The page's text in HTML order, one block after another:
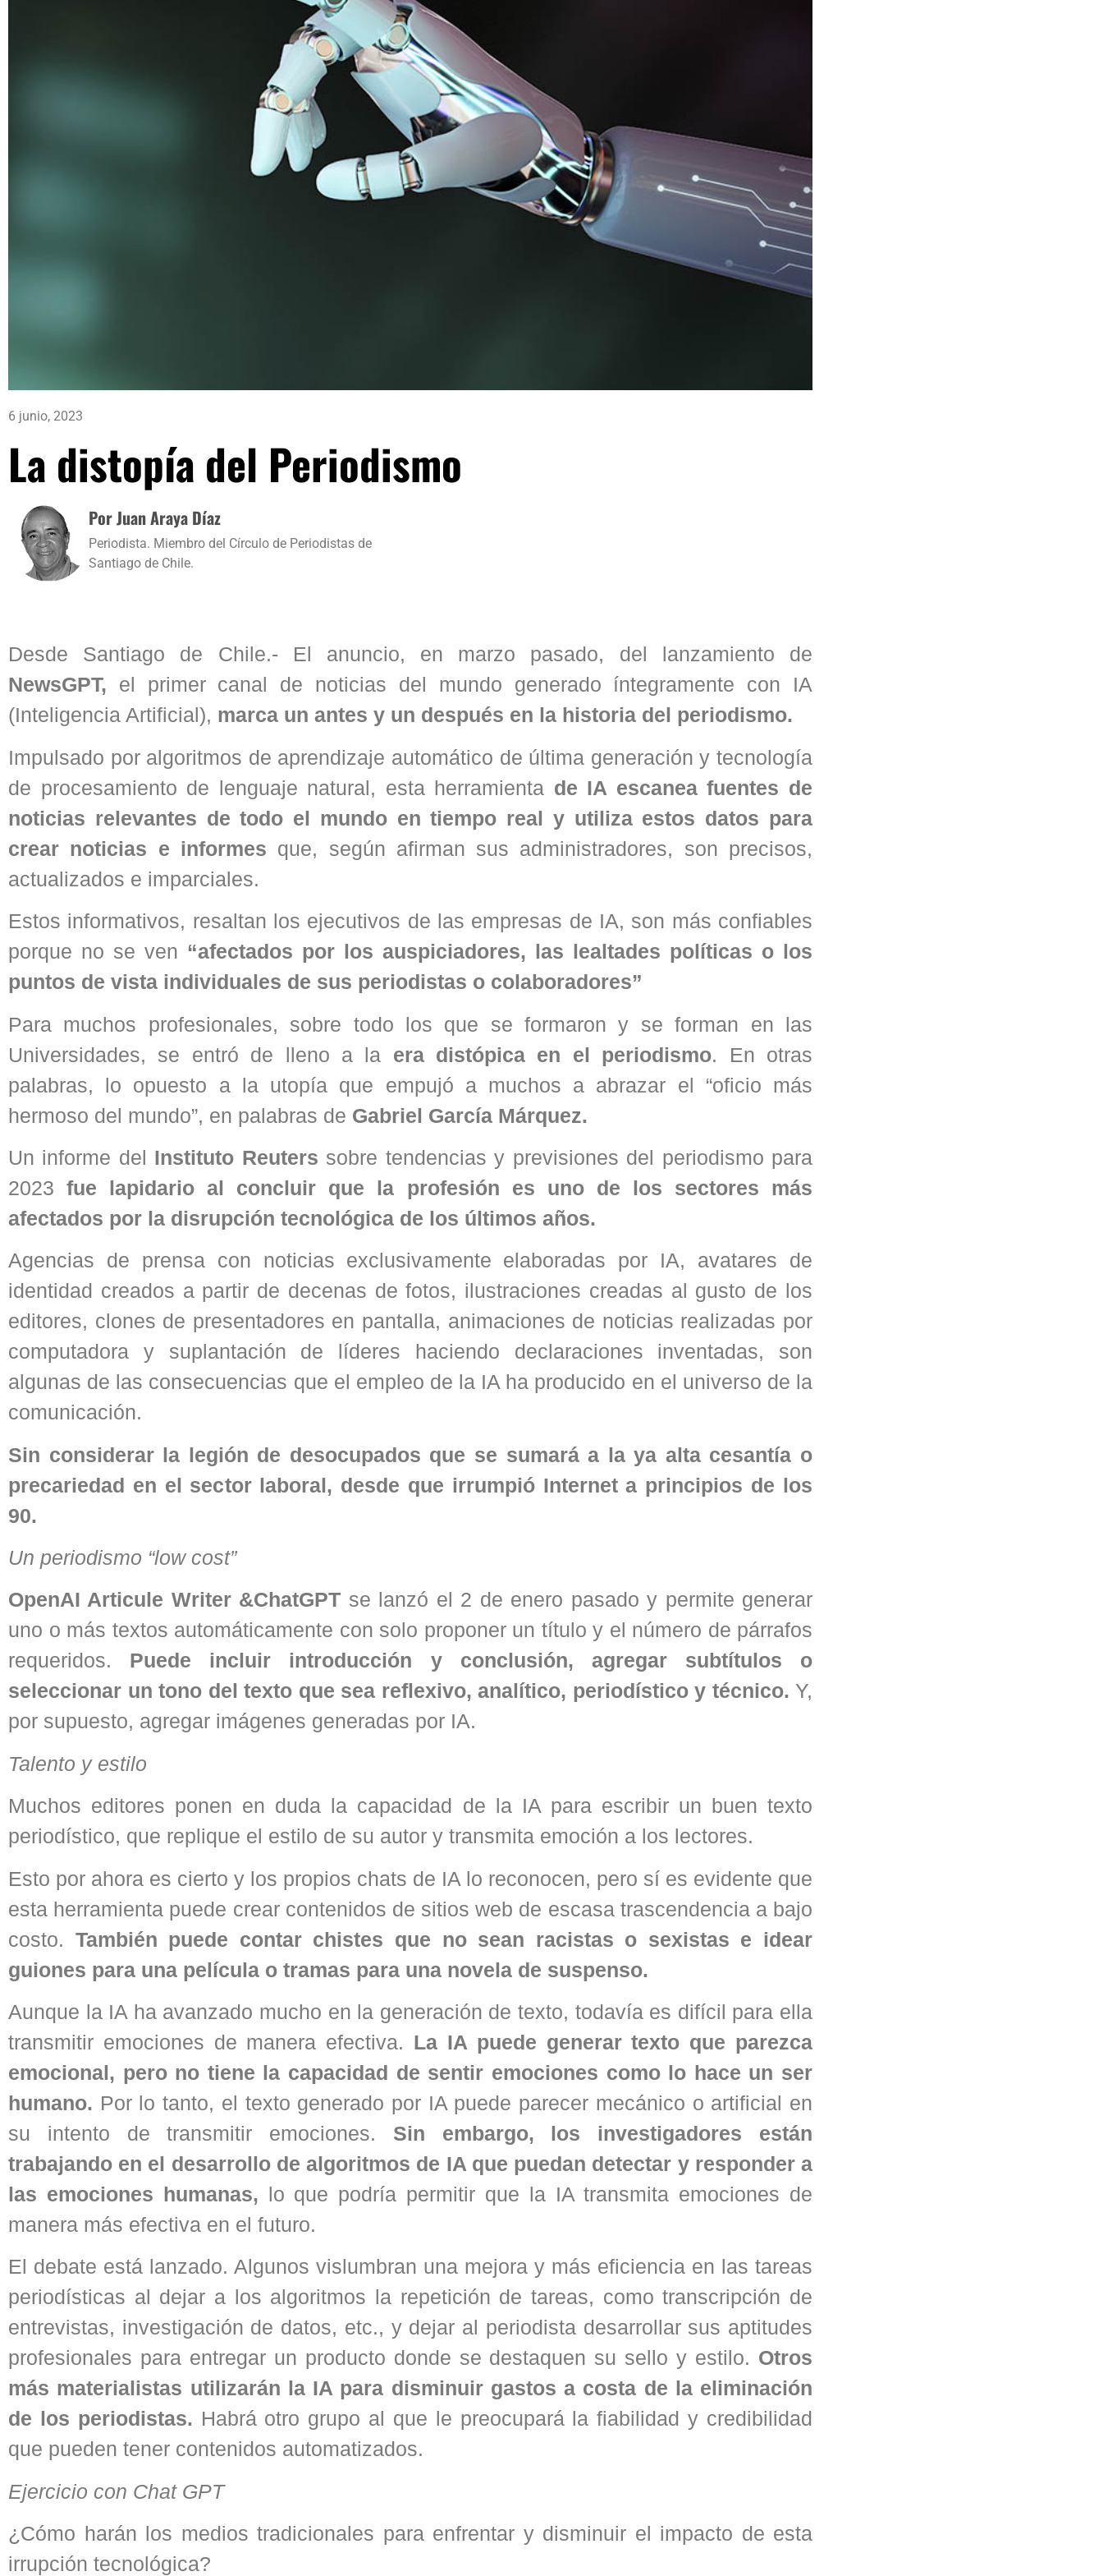
6 junio, 2023
La distopía del Periodismo
Por Juan Araya Díaz
Periodista. Miembro del Círculo de Periodistas de
Santiago de Chile.
Desde Santiago de Chile.- El anuncio, en marzo pasado, del lanzamiento de
NewsGPT, el primer canal de noticias del mundo generado íntegramente con IA
(Inteligencia Artificial), marca un antes y un después en la historia del periodismo.
Impulsado por algoritmos de aprendizaje automático de última generación y tecnología
de procesamiento de lenguaje natural, esta herramienta de IA escanea fuentes de
noticias relevantes de todo el mundo en tiempo real y utiliza estos datos para
crear noticias e informes que, según afirman sus administradores, son precisos,
actualizados e imparciales.
Estos informativos, resaltan los ejecutivos de las empresas de IA, son más confiables
porque no se ven “afectados por los auspiciadores, las lealtades políticas o los
puntos de vista individuales de sus periodistas o colaboradores”
Para muchos profesionales, sobre todo los que se formaron y se forman en las
Universidades, se entró de lleno a la era distópica en el periodismo. En otras
palabras, lo opuesto a la utopía que empujó a muchos a abrazar el “oficio más
hermoso del mundo”, en palabras de Gabriel García Márquez.
Un informe del Instituto Reuters sobre tendencias y previsiones del periodismo para
2023fue lapidario al concluir que la profesión es uno de los sectores más
afectados por la disrupción tecnológica de los últimos años.
Agencias de prensa con noticias exclusivamente elaboradas por IA, avatares de
identidad creados a partir de decenas de fotos, ilustraciones creadas al gusto de los
editores, clones de presentadores en pantalla, animaciones de noticias realizadas por
computadora y suplantación de líderes haciendo declaraciones inventadas, son
algunas de las consecuencias que el empleo de la IA ha producido en el universo de la
comunicación.
Sin considerar la legión de desocupados que se sumará a la ya alta cesantía o
precariedad en el sector laboral, desde que irrumpió Internet a principios de los
90.
Un periodismo “low cost”
OpenAI Articule Writer &ChatGPT se lanzó el 2 de enero pasado y permite generar
uno o más textos automáticamente con solo proponer un título y el número de párrafos
requeridos. Puede incluir introducción y conclusión, agregar subtítulos o
seleccionar un tono del texto que sea reflexivo, analítico, periodístico y técnico. Y,
por supuesto, agregar imágenes generadas por IA.
Talento y estilo
Muchos editores ponen en duda la capacidad de la IA para escribir un buen texto
periodístico, que replique el estilo de su autor y transmita emoción a los lectores.
Esto por ahora es cierto y los propios chats de IA lo reconocen, pero sí es evidente que
esta herramienta puede crear contenidos de sitios web de escasa trascendencia a bajo
costo. También puede contar chistes que no sean racistas o sexistas e idear
guiones para una película o tramas para una novela de suspenso.
Aunque la IA ha avanzado mucho en la generación de texto, todavía es difícil para ella
transmitir emociones de manera efectiva. La IA puede generar texto que parezca
emocional, pero no tiene la capacidad de sentir emociones como lo hace un ser
humano. Por lo tanto, el texto generado por IA puede parecer mecánico o artificial en
su intento de transmitir emociones. Sin embargo, los investigadores están
trabajando en el desarrollo de algoritmos de IA que puedan detectar y responder a
las emociones humanas, lo que podría permitir que la IA transmita emociones de
manera más efectiva en el futuro.
El debate está lanzado. Algunos vislumbran una mejora y más eficiencia en las tareas
periodísticas al dejar a los algoritmos la repetición de tareas, como transcripción de
entrevistas, investigación de datos, etc., y dejar al periodista desarrollar sus aptitudes
profesionales para entregar un producto donde se destaquen su sello y estilo. Otros
más materialistas utilizarán la IA para disminuir gastos a costa de la eliminación
de los periodistas. Habrá otro grupo al que le preocupará la fiabilidad y credibilidad
que pueden tener contenidos automatizados.
Ejercicio con Chat GPT
¿Cómo harán los medios tradicionales para enfrentar y disminuir el impacto de esta
irrupción tecnológica?